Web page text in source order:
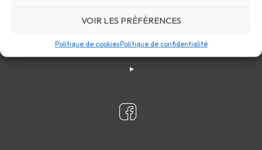
VOIR LES PRÉFÉRENCES
Politique de cookiesPolitique de confidentialité
Contact